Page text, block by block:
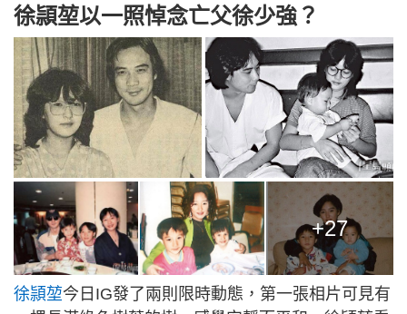
徐頴堃以一照悼念亡父徐少強？
+27
徐頴堃今日IG發了兩則限時動態，第一張相片可見有